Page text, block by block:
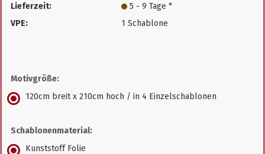
Lieferzeit:
5 - 9 Tage *
VPE:
1 Schablone
Motivgröße:
120cm breit x 210cm hoch / in 4 Einzelschablonen
Schablonenmaterial:
Kunststoff Folie